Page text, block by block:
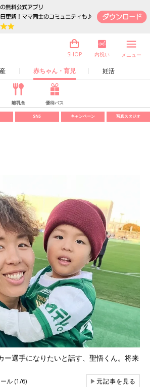
赤ちゃん・育児 妊活
SHOP 内祝い メニュー
離乳食 優待パス
SNS キャンペーン 写真スタジオ
ー選手になりたいと話す、聖悟くん。将来
ル (1/6) ▶元記事を見る